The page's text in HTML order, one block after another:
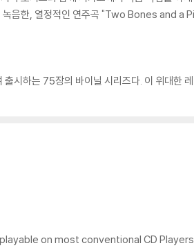
음한, 열정적인 연주곡 "Two Bones and a
시하는 75장의 바이닐 시리즈다. 이 위대한
on most conventional CD